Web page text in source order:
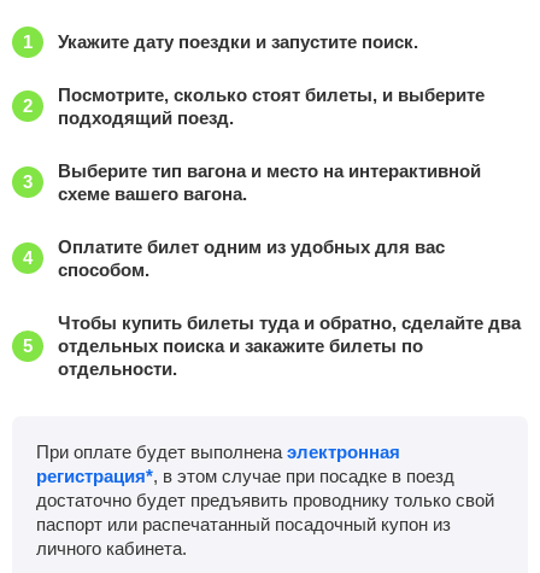
Укажите дату поездки и запустите поиск.
Посмотрите, сколько стоят билеты, и выберите
подходящий поезд.
Выберите тип вагона и место на интерактивной
схеме вашего вагона.
Оплатите билет одним из удобных для вас
способом.
Чтобы купить билеты туда и обратно, сделайте два
отдельных поиска и закажите билеты по
отдельности.
При оплате будет выполнена электронная
регистрация*, в этом случае при посадке в поезд
достаточно будет предъявить проводнику только свой
паспорт или распечатанный посадочный купон из
личного кабинета.